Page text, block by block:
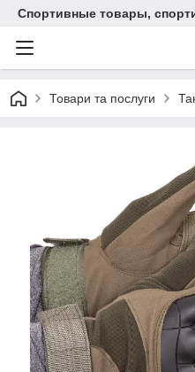
Спортивные товары,
Товари та послуги